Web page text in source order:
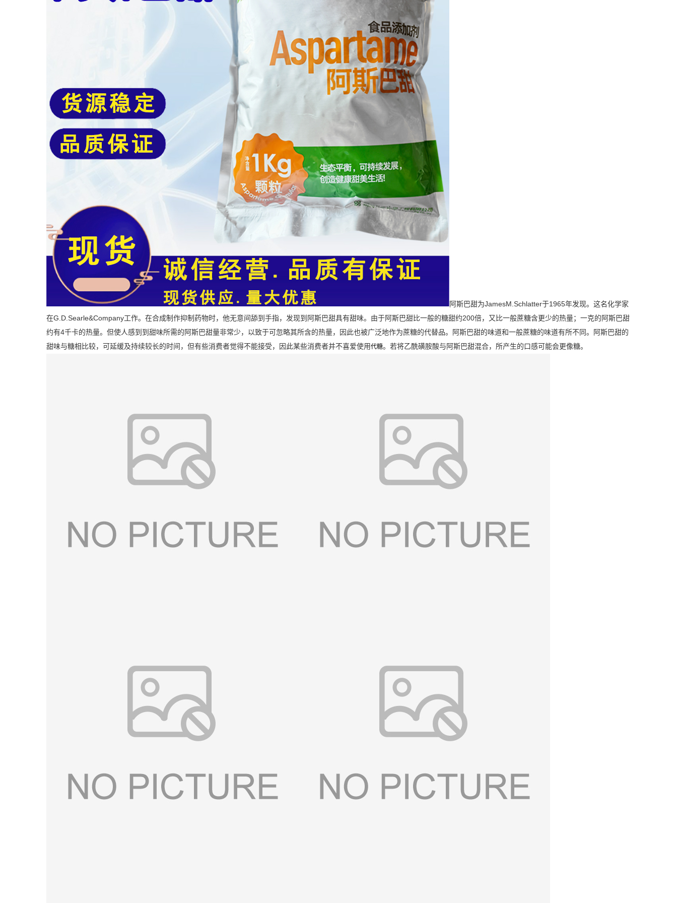
阿斯巴甜为JamesM.Schlatter于1965年发现。这名化学家
在G.D.Searle&Company工作。在合成制作抑制药物时，他无意间舔到手指，发现到阿斯巴甜具有甜味。由于阿斯巴甜比一般的糖甜约200倍，又比一般蔗糖含更少的热量；一克的阿斯巴甜
约有4千卡的热量。但使人感到到甜味所需的阿斯巴甜量非常少，以致于可忽略其所含的热量，因此也被广泛地作为蔗糖的代替品。阿斯巴甜的味道和一般蔗糖的味道有所不同。阿斯巴甜的
甜味与糖相比较，可延缓及持续较长的时间，但有些消费者觉得不能接受，因此某些消费者并不喜爱使用代糖。若将乙酰磺胺酸与阿斯巴甜混合，所产生的口感可能会更像糖。